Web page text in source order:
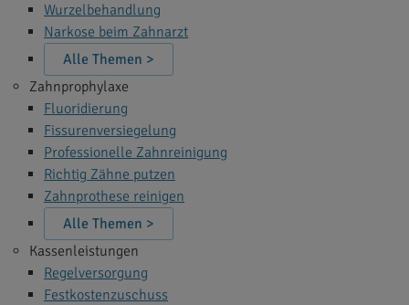
Wurzelbehandlung
Narkose beim Zahnarzt
Alle Themen >
Zahnprophylaxe
Fluoridierung
Fissurenversiegelung
Professionelle Zahnreinigung
Richtig Zähne putzen
Zahnprothese reinigen
Alle Themen >
Kassenleistungen
Regelversorgung
Festkostenzuschuss